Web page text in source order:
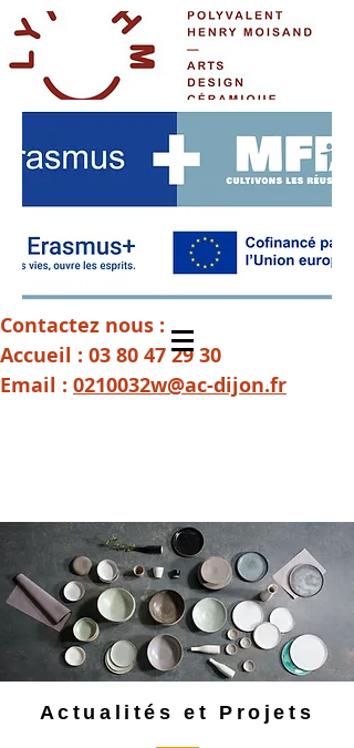
Contactez nous :
Accueil : 03 80 47 29 30
Email : 0210032w@ac-dijon.fr
Actualités et Projets